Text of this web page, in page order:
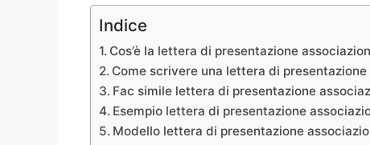
Indice
Cos’è la lettera di presentazione
Come scrivere una lettera di
Fac simile lettera di presentazione
Esempio lettera di presentazione
Modello lettera di presentazione